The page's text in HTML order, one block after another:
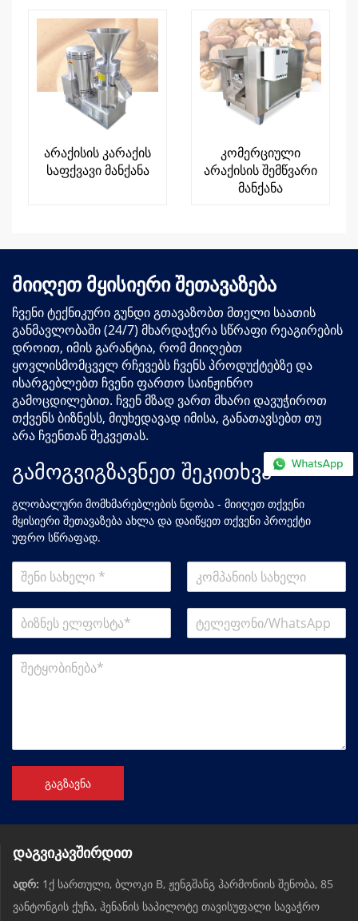
არაქისის კარაქის
საფქვავი მანქანა
კომერციული
არაქისის შემწვარი
მანქანა
მიიღეთ მყისიერი შეთავაზება
ჩვენი ტექნიკური გუნდი გთავაზობთ მთელი საათის
განმავლობაში (24/7) მხარდაჭერა სწრაფი რეაგირების
დროით, იმის გარანტია, რომ მიიღებთ
ყოვლისმომცველ რჩევებს ჩვენს პროდუქტებზე და
ისარგებლებთ ჩვენი ფართო საინჟინრო
გამოცდილებით. ჩვენ მზად ვართ მხარი დავუჭიროთ
თქვენს ბიზნესს, მიუხედავად იმისა, განათავსებთ თუ
არა ჩვენთან შეკვეთას.
გამოგვიგზავნეთ შეკითხვა
გლობალური მომხმარებლების ნდობა - მიიღეთ თქვენი
მყისიერი შეთავაზება ახლა და დაიწყეთ თქვენი პროექტი
უფრო სწრაფად.
გაგზავნა
დაგვიკავშირდით
ადრ: 1ქ სართული, ბლოკი B, ჟენგშანგ ჰარმონიის შენობა, 85
ვანტონგის ქუჩა, ჰენანის საპილოტე თავისუფალი სავაჭრო